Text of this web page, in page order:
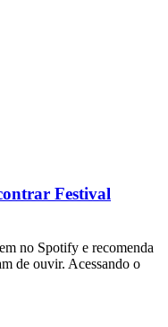
Festival
no Spotify e recomenda
de ouvir. Acessando o